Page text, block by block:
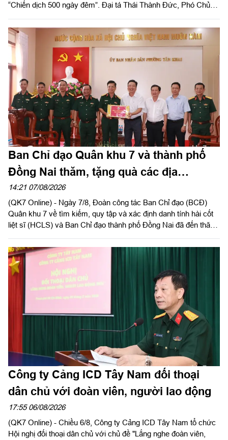
“Chiến dịch 500 ngày đêm”. Đại tá Thái Thành Đức, Phó Chủ
Ban Chỉ đạo Quân khu 7 và thành phố
Đồng Nai thăm, tặng quà các địa
phương hỗ trợ tìm kiếm, quy tập hài cốt
liệt sĩ
14:21 07/08/2026
(QK7 Online) - Ngày 7/8, Đoàn công tác Ban Chỉ đạo (BCĐ)
Quân khu 7 về tìm kiếm, quy tập và xác định danh tính hài cốt
liệt sĩ (HCLS) và Ban Chỉ đạo thành phố Đồng Nai đã đến thăm,
và chùa Tân Minh (phường Bình Long), thành phố Đồng Nai -
các địa phương, cơ sở đã hỗ trợ, đồng hành trong hoạt động
quy tập, tìm kiếm HCLS, cầu siêu các anh hùng liệt sĩ tại xã
Minh Đức. Thiếu tướng Trần Chí Tâm, Ủy viên Thường vụ
Đảng ủy, Phó Chính ủy Quân khu, Trưởng BCĐ Quân khu làm
Công ty Cảng ICD Tây Nam đối thoại
dân chủ với đoàn viên, người lao động
17:55 06/08/2026
(QK7 Online) - Chiều 6/8, Công ty Cảng ICD Tây Nam tổ chức
Hội nghị đối thoại dân chủ với chủ đề "Lắng nghe đoàn viên,